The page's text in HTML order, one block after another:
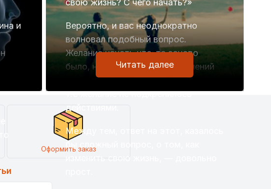
и
свою жизнь? С чего начать?»
Вероятно, и вас неоднократно
волновал подобный вопрос.
Желание начать что-то заново
было, но самого начала изменений
за этим желанием не последовало,
т.е желание не подкрепилось
действиями.
Между тем, ответ на этот, казалось
бы сложный вопрос, о том, как
изменить свою жизнь, — довольно
Читать далее
Оформить заказ